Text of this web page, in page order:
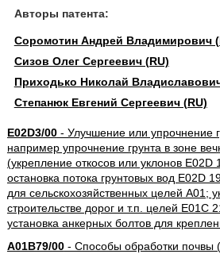
Авторы патента:
Соромотин Андрей Владимирович
Сизов Олег Сергеевич (RU)
Приходько Николай
Степанюк Евгений Сергеевич (RU)
E02D3/00- Улучшение или упрочнение
например упрочнение грунта в зоне
(укрепление откосов или уклонов
остановка потока грунтовых вод E02D
для сельскохозяйственных целей A01;
строительстве дорог и т.п. целей E01C
установка анкерных болтов для
A01B79/00- Способы обработки почвы